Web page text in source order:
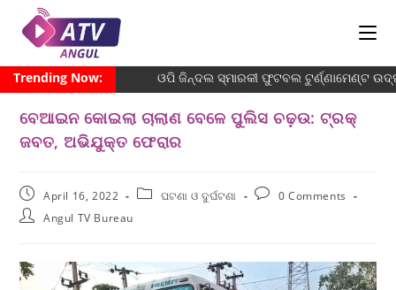
Trending Now: ଓପି ଜିନ୍ଦଲ ସ୍ମାରକୀ ଫୁଟବଲ ଟୁର୍ଣ୍ଣାମେଣ୍ଟ
ବେଆଇନ କୋଇଲା ଚାଲାଣ ବେଳେ ପୁଲିସ ଚଢ଼ଉ: ଟ୍ରକ୍
ଜବତ, ଅଭିଯୁକ୍ତ ଫେରାର
April 16, 2022 ଘଟଣା ଓ ଦୁର୍ଘଟଣା
0 Comments
Angul TV Bureau